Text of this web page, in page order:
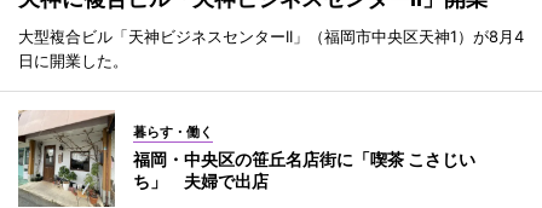
大型複合ビル「天神ビジネスセンターII」（福岡市中央区天神1）が8月4
日に開業した。
暮らす・働く
福岡・中央区の笹丘名店街に「喫茶 こさじい
ち」 夫婦で出店